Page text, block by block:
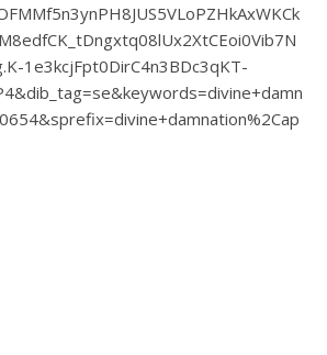
1e3kcjFpt0DirC4n3BDc3qKT-